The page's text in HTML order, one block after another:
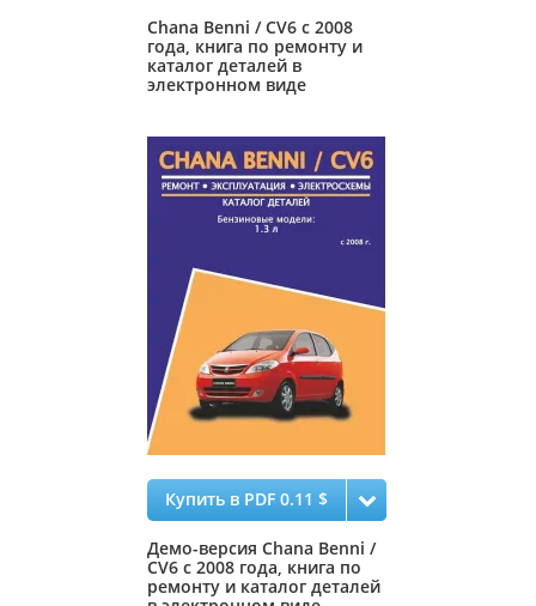
Chana Benni / CV6 с 2008
года, книга по ремонту и
каталог деталей в
электронном виде
Купить в PDF 0.11 $
Демо-версия Chana Benni /
CV6 с 2008 года, книга по
ремонту и каталог деталей